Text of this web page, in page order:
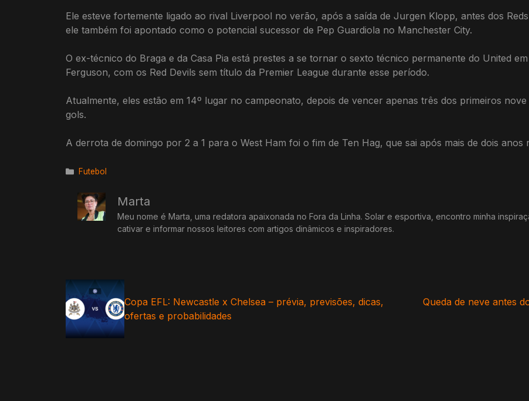
Ele esteve fortemente ligado ao rival Liverpool no verão, após a saída de Jurgen Klopp, antes dos
ele também foi apontado como o potencial sucessor de Pep Guardiola no Manchester City.
O ex-técnico do Braga e da Casa Pia está prestes a se tornar o sexto técnico permanente do United
Ferguson, com os Red Devils sem título da Premier League durante esse período.
Atualmente, eles estão em 14º lugar no campeonato, depois de vencer apenas três dos primeiros
gols.
A derrota de domingo por 2 a 1 para o West Ham foi o fim de Ten Hag, que sai após mais de dois anos
Categorias
Futebol
Marta
Meu nome é Marta, uma redatora apaixonada no Fora da Linha. Solar e esportiva, encontro minha
cativar e informar nossos leitores com artigos dinâmicos e inspiradores.
Copa EFL: Newcastle x Chelsea – prévia, previsões, dicas,
ofertas e probabilidades
Queda de neve antes